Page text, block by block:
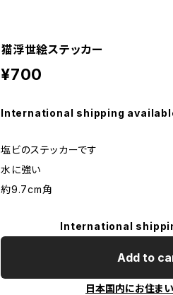
猫浮世絵ステッカー
¥700
International shipping
塩ビのステッカーです
水に強い
約9.7cm角
International
Add to
日本国内にお住ま